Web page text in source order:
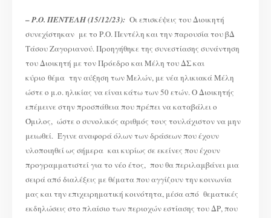
–Ρ.Ο. ΠΕΝΤΕΛΗ (15/12/23): Oι επισκέψεις του Διοικητή
συνεχίστηκαν με το Ρ.Ο. Πεντέλη και την παρουσία του βΔ
Τάσου Ζαγοριανού. Προηγήθηκε της συνεστίασης συνάντηση
του Διοικητή με τον Πρόεδρο και Μέλη του ΔΣ και
κύριο θέμα την αύξηση των Μελών, με νέα ηλικιακά Μέλη
ώστε ο μ.ο. ηλικίας να είναι κάτω των 50 ετών. Ο Διοικητής
επέμεινε στην προσπάθεια που πρέπει να καταβάλει ο
Όμιλος, ώστε ο συνολικός αριθμός τους τουλάχιστον να μην
μειωθεί. Έγινε αναφορά όλων των δράσεων που έχουν
υλοποιηθεί ως σήμερα και κυρίως σε εκείνες που έχουν
προγραμματιστεί για το νέο έτος, που θα περιλαμβάνει μια
σειρά από διαλέξεις με θέματα που αγγίζουν την κοινωνία
μας και την επιχειρηματική κοινότητα, μέσα από θεματικές
εκδηλώσεις στο πλαίσιο των περιοχών εστίασης του ΔΡ, που